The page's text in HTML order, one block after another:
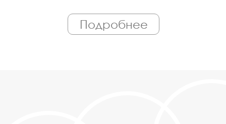
работает только квалифицированный
персонал. Поэтому Вы всегда можете
рассчитывать на исключительно высокую
Подробнее